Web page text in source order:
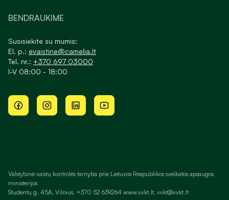
BENDRAUKIME
Susisiekite su mumis:
El. p.: evaistine@camelia.lt
Tel. nr.: +370 697 03000
I-V 08:00 - 18:00
Valstybinė vaistų kontrolės tarnyba prie Lietuvos Respublikos sveikatos apsaugos
ministerijos
Studentų g. 45A, Vilnius, +370 52 639264 www.vvkt.lt, vvkt@vvkt.lt